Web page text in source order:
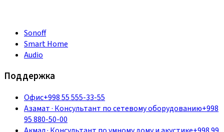
Sonoff
Smart Home
Audio
Поддержка
Офис+998 55 555-33-55
Азамат· Консультант по сетевому оборудованию+998
95 880-50-00